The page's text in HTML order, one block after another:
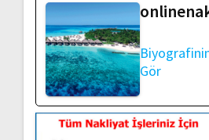
Gör